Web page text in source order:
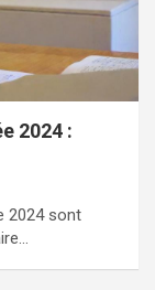
2024 :
2024 sont